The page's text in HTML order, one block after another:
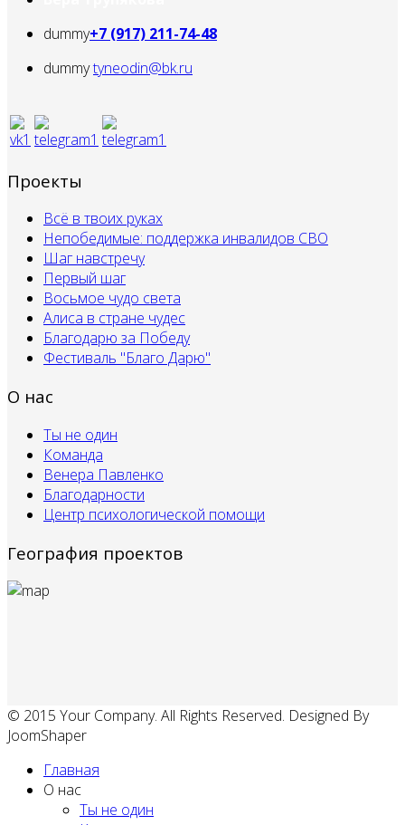
dummy+7 (917) 211-74-48
dummytyneodin@bk.ru
Проекты
Всё в твоих руках
Непобедимые: поддержка инвалидов СВО
Шаг навстречу
Первый шаг
Восьмое чудо света
Алиса в стране чудес
Благодарю за Победу
Фестиваль "Благо Дарю"
О нас
Ты не один
Команда
Венера Павленко
Благодарности
Центр психологической помощи
География проектов
© 2015 Your Company. All Rights Reserved. Designed By
JoomShaper
Главная
О нас
Ты не один